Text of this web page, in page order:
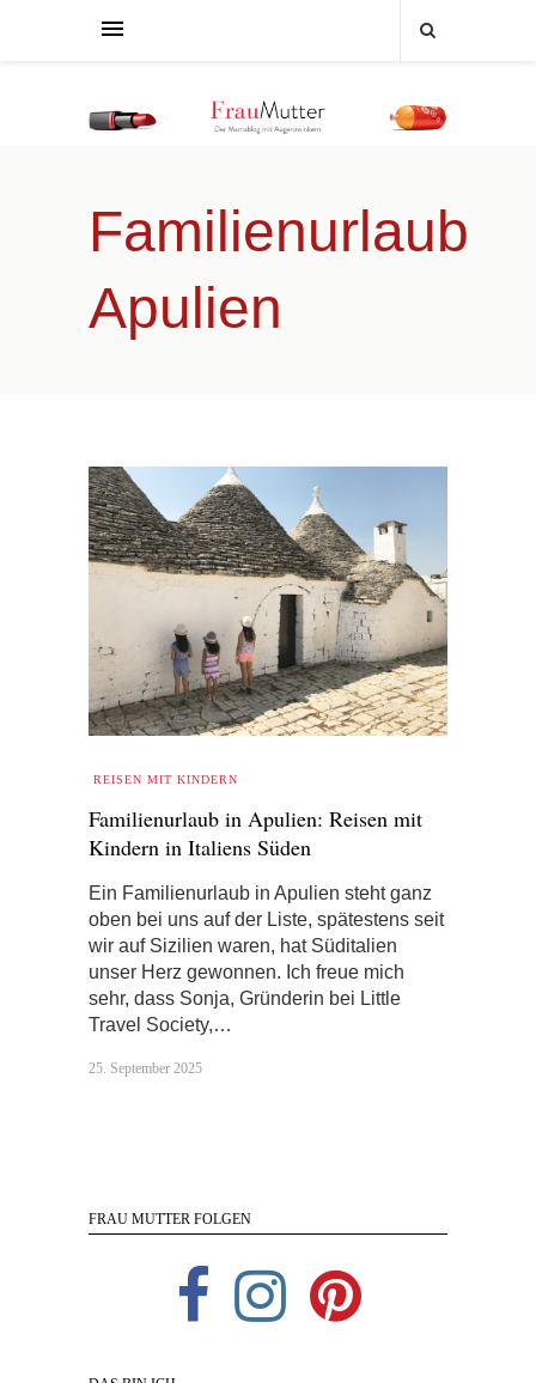
Familienurlaub
Apulien
REISEN MIT KINDERN
Familienurlaub in Apulien: Reisen mit
Kindern in Italiens Süden
Ein Familienurlaub in Apulien steht ganz
oben bei uns auf der Liste, spätestens seit
wir auf Sizilien waren, hat Süditalien
unser Herz gewonnen. Ich freue mich
sehr, dass Sonja, Gründerin bei Little
Travel Society,…
25. September 2025
FRAU MUTTER FOLGEN